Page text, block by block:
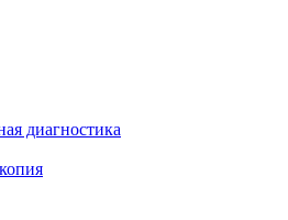
диагностика